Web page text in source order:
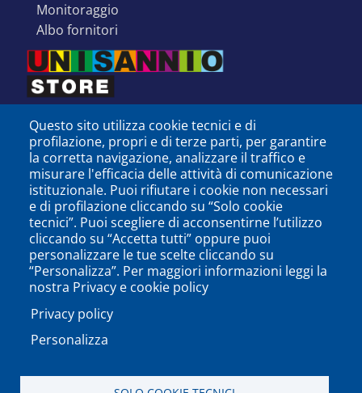
monitoraggio
albo fornitori
SEGUICI SU
PODCAST
Questo sito utilizza cookie tecnici e di
profilazione, propri e di terze parti, per garantire
la corretta navigazione, analizzare il traffico e
misurare l'efficacia delle attività di comunicazione
istituzionale. Puoi rifiutare i cookie non necessari
e di profilazione cliccando su “Solo cookie
tecnici”. Puoi scegliere di acconsentirne l’utilizzo
cliccando su “Accetta tutti” oppure puoi
personalizzare le tue scelte cliccando su
“Personalizza”. Per maggiori informazioni leggi la
nostra Privacy e cookie policy
Privacy policy
Personalizza